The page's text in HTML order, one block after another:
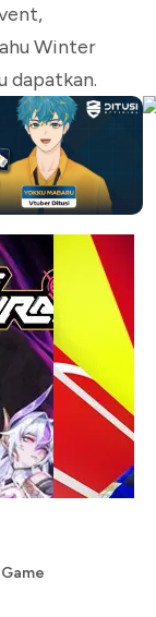
Winter
dapatkan.